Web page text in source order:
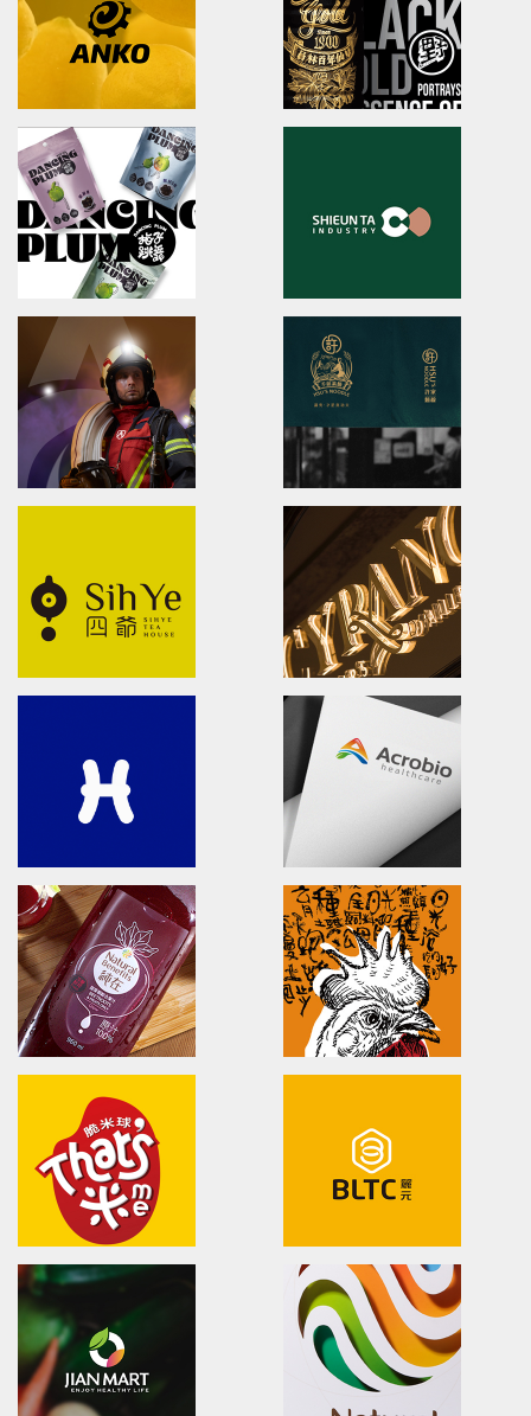
友良紡織/品牌識別/包裝設計/行銷規範 ibiopen/品牌識別/包裝設計/行銷
LahQuest
LahQuest
哈囉地球/品牌形象識別/減碳包裝策略/品牌定位舊振南/品牌識別規範手冊/品牌系
Anko
brand identity/logo design/packaging
安口食品機械/品牌識別/包裝設計/行銷規範
YUAN LIN FOOD
brand identity/logo
design/packaging/Digital
形象
brand identity/logo design/packaging
信義鄉農會/梅子跳舞/產品識別/包裝設計/宣傳影
片
Shieun_Ta
brand identity/logo design/
上森實業/品牌識別/包裝設計/行銷
開廣集團/SUPER ARMOR/品牌形象識別/產品拍
攝策略
HSU'S NOODLE
Brand
許家麵線/品牌形象識別/包裝設計/
Shi Ye
Shi Ye TEA HOUSE/logo design/
四爺茶屋/品牌設計/包裝設計/LOGO設計
CYRANO
Brand
席哈諾/品牌識別/包裝設計/行銷策
Hanse
brand identity/logo design/packaging
和仕集團/品牌識別/包裝設計/行銷規範
Brand Identity & Visual
昇喬健康事業/品牌識別/包裝設計/
Naturel Benefits
Brand Identity/Packaging/Logo design
純在冷壓果汁/品牌戰略/市場調查/包裝設計
U-need Chicken
Poster.Branding.packaging.
立瑞畜產/雲嶺鮮雞/產品形象/海報